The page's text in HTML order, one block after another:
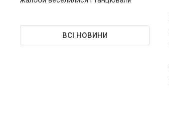
ВСІ НОВИНИ